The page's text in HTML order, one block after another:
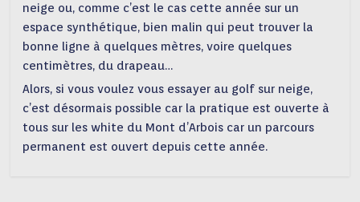
neige ou, comme c’est le cas cette année sur un
espace synthétique, bien malin qui peut trouver la
bonne ligne à quelques mètres, voire quelques
centimètres, du drapeau…
Alors, si vous voulez vous essayer au golf sur neige,
c’est désormais possible car la pratique est ouverte à
tous sur les white du Mont d’Arbois car un parcours
permanent est ouvert depuis cette année.